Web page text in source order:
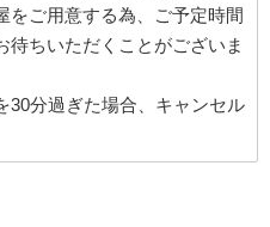
ご用意する為、ご予定時間
待ちいただくことがございま
分過ぎた場合、キャンセル